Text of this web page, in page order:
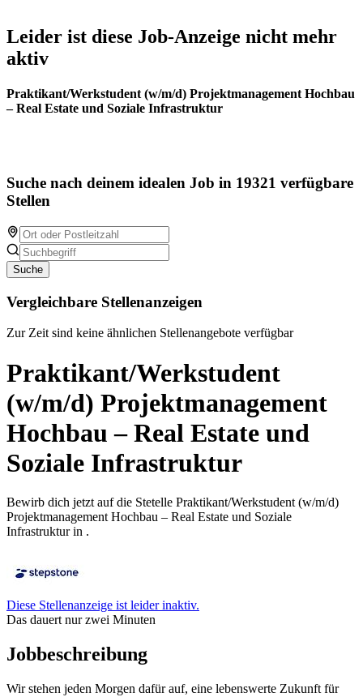
Leider ist diese Job-Anzeige nicht mehr
aktiv
Praktikant/Werkstudent (w/m/d) Projektmanagement Hochbau
– Real Estate und Soziale Infrastruktur
Suche nach deinem idealen Job in 19321 verfügbare
Stellen
Suche
Vergleichbare Stellenanzeigen
Zur Zeit sind keine ähnlichen Stellenangebote verfügbar
Praktikant/Werkstudent
(w/m/d) Projektmanagement
Hochbau – Real Estate und
Soziale Infrastruktur
Bewirb dich jetzt auf die Stetelle Praktikant/Werkstudent (w/m/d)
Projektmanagement Hochbau – Real Estate und Soziale
Infrastruktur in .
Diese Stellenanzeige ist leider inaktiv.
Das dauert nur zwei Minuten
Jobbeschreibung
Wir stehen jeden Morgen dafür auf, eine lebenswerte Zukunft für